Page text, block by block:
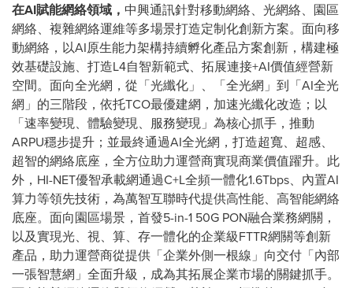
在AI賦能網絡領域， 中興通訊針對移動網絡、光網絡、園區
網絡、複雜網絡運維等多場景打造定制化創新方案。面向移
動網絡，以AI原生能力架構持續孵化產品方案創新，構建極
效基礎設施、打造L4自智新範式、拓展連接+AI價值經營新
空間。面向全光網，從「光纖化」、「全光網」到「AI全光
網」的三階段，依托TCO最優建網，加速光纖化改造；以
「速率變現、體驗變現、服務變現」為核心抓手，推動
ARPU穩步提升；並最終通過AI全光網，打造超寬、超感、
超智的網絡底座，全方位助力運營商實現商業價值躍升。此
外，HI-NET優智承載網通過C+L全頻一體化1.6Tbps、內置AI
算力等領先技術，為萬智互聯時代提供高性能、高智能網絡
底座。面向園區場景，首發5-in-1 50G PON融合業務網關，
以及實現光、視、算、存一體化的企業級FTTR網關等創新
產品，助力運營商從提供「企業外側一根線」向交付「內部
一張智慧網」全面升級，成為其拓展企業市場的關鍵抓手。